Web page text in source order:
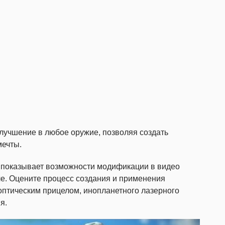
в любое оружие, позволяя создать
показывает возможности модификации в видео
Оцените процесс создания и применения
прицелом, инопланетного лазерного